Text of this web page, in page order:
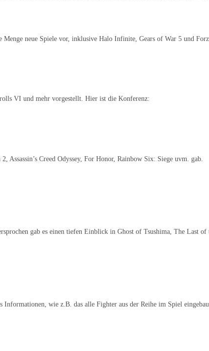
neue Spiele vor, inklusive Halo Infinite, Gears of War 5 und
VI und mehr vorgestellt. Hier ist die Konferenz:
Creed Odyssey, For Honor, Rainbow Six: Siege uvm. gab.
gab es einen tiefen Einblick in Ghost of Tsushima, The Last
wie z.B. das alle Fighter aus der Reihe im Spiel